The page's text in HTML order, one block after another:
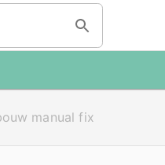
manual fix